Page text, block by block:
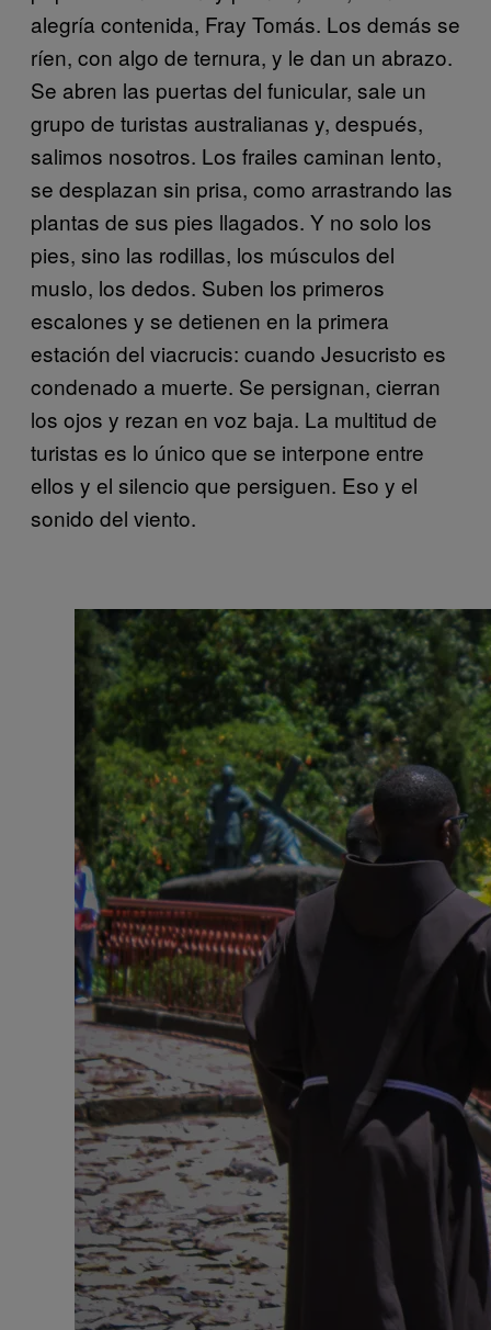
alegría contenida, Fray Tomás. Los demás se
ríen, con algo de ternura, y le dan un abrazo.
Se abren las puertas del funicular, sale un
grupo de turistas australianas y, después,
salimos nosotros. Los frailes caminan lento,
se desplazan sin prisa, como arrastrando las
plantas de sus pies llagados. Y no solo los
pies, sino las rodillas, los músculos del
muslo, los dedos. Suben los primeros
escalones y se detienen en la primera
estación del viacrucis: cuando Jesucristo es
condenado a muerte. Se persignan, cierran
los ojos y rezan en voz baja. La multitud de
turistas es lo único que se interpone entre
ellos y el silencio que persiguen. Eso y el
sonido del viento.